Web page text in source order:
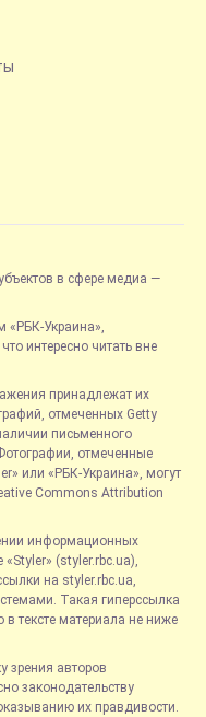
в сфере медиа —
«РБК-Украина»,
интересно читать вне
принадлежат их
отмеченных Getty
письменного
отмеченные
или «РБК-Украина», могут
Commons Attribution
информационных
(styler.rbc.ua),
на styler.rbc.ua,
Такая гиперссылка
тексте материала не ниже
зрения авторов
законодательству
их правдивости.